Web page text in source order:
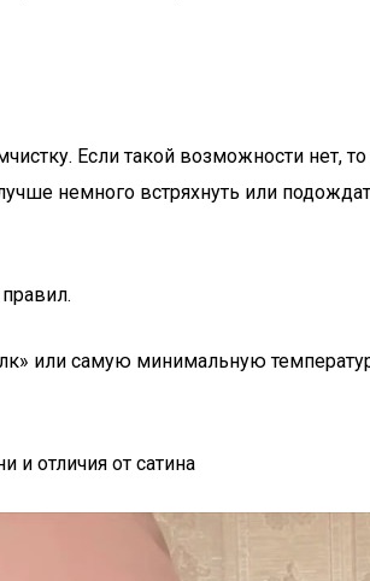
Если такой возможности нет,
немного встряхнуть или
или самую минимальную
и отличия от сатина